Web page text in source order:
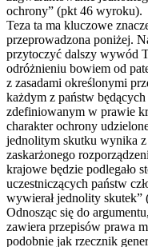
ochrony” (pkt 46 wyroku).
Teza ta ma kluczowe
przeprowadzona poniżej.
przytoczyć dalszy wywód
odróżnieniu bowiem od
z zasadami określonymi
każdym z państw
zdefiniowanym w prawie
charakter ochrony
jednolitym skutku wynika z
zaskarżonego
krajowe będzie podlegało
uczestniczących państw
wywierał jednolity
Odnosząc się do
zawiera przepisów prawa
podobnie jak rzecznik